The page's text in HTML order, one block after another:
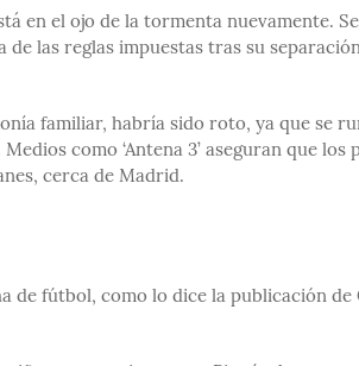
en el ojo de la tormenta nuevamente.
las reglas impuestas tras su
familiar, habría sido roto, ya que se
como ‘Antena 3’ aseguran que
cerca de Madrid.
de fútbol, como lo dice la publicación